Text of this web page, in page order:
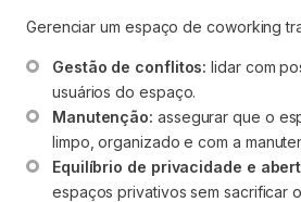
Gerenciar um espaço de coworking
Gestão de conflitos: lidar com
usuários do espaço.
Manutenção: assegurar que o
limpo, organizado e com a
Equilíbrio de privacidade e
espaços privativos sem sacrificar